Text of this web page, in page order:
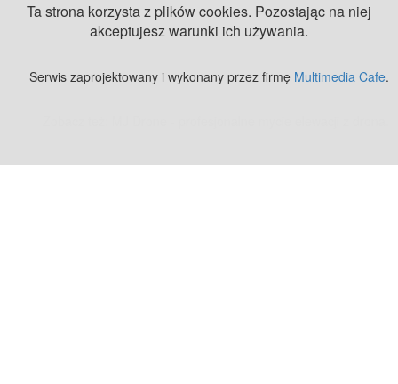
Ta strona korzysta z plików cookies. Pozostając na niej
akceptujesz warunki ich używania.
Serwis zaprojektowany i wykonany przez firmę Multimedia Cafe.